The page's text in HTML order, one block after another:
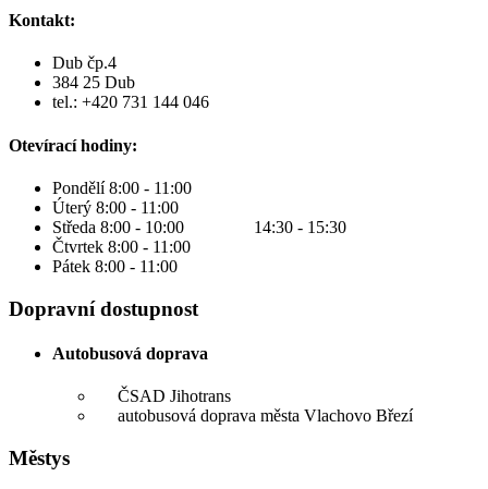
Kontakt:
Dub čp.4
384 25 Dub
tel.: +420 731 144 046
Otevírací hodiny:
Pondělí 8:00 - 11:00
Úterý 8:00 - 11:00
Středa 8:00 - 10:00 14:30 - 15:30
Čtvrtek 8:00 - 11:00
Pátek 8:00 - 11:00
Dopravní dostupnost
Autobusová doprava
ČSAD Jihotrans
autobusová doprava města Vlachovo Březí
Městys